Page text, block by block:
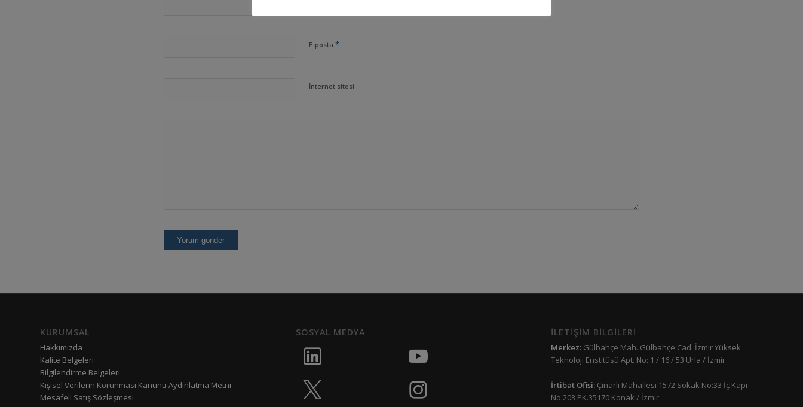
E-posta *
İnternet sitesi
KURUMSAL
Hakkımızda
Kalite Belgeleri
Bilgilendirme Belgeleri
Kişisel Verilerin Korunması Kanunu Aydınlatma Metni
Mesafeli Satış Sözleşmesi
SOSYAL MEDYA İLETİŞİM BİLGİLERİ
Merkez: Gülbahçe Mah. Gülbahçe Cad. İzmir Yüksek
Teknoloji Enstitüsü Apt. No: 1 / 16 / 53 Urla / İzmir
İrtibat Ofisi: Çınarlı Mahallesi 1572 Sokak No:33 İç Kapı
No:203 PK.35170 Konak / İzmir